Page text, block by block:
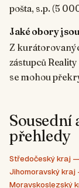
pošta, s.p. (5
Jaké obory
Z
zástupců
se mohou
Sousední
přehledy
Středočeský kraj
Jihomoravský
Moravskoslezský